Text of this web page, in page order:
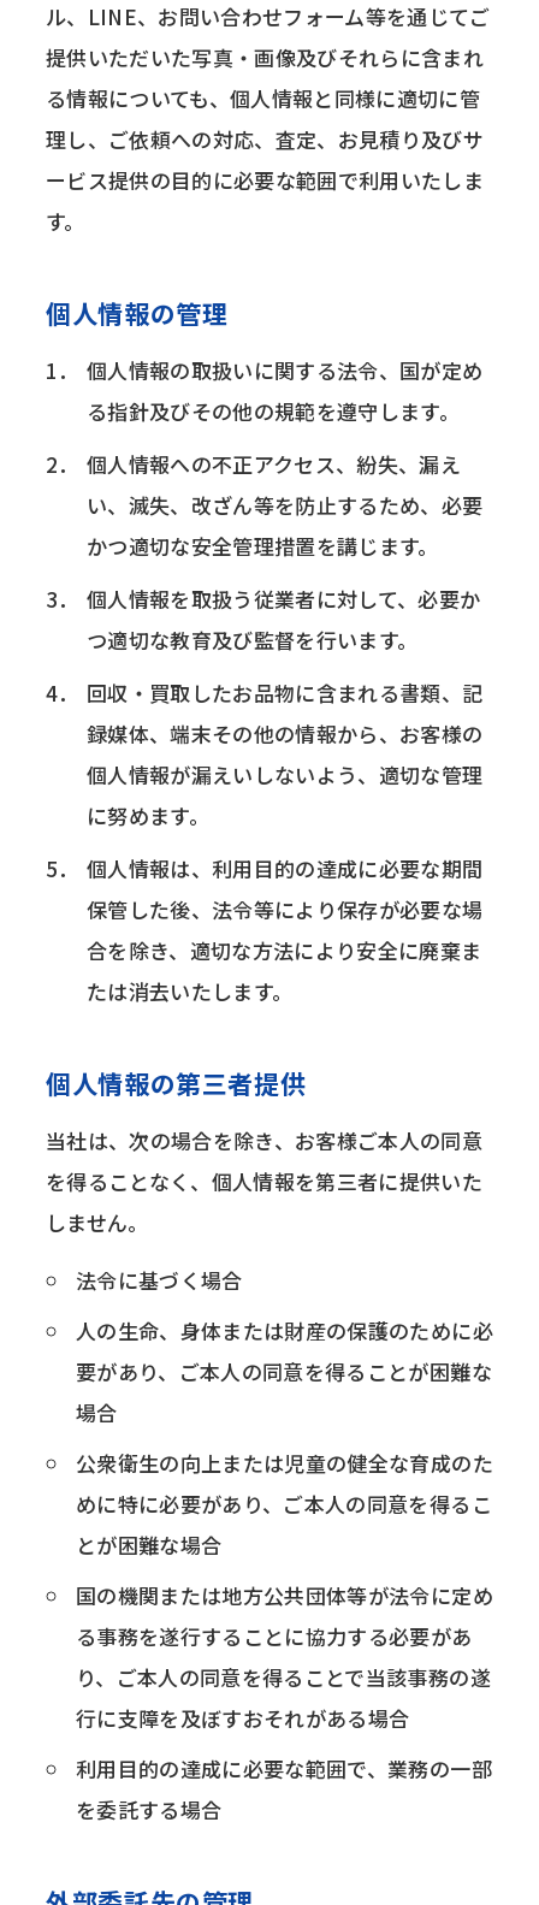
ル、LINE、お問い合わせフォーム等を通じてご
提供いただいた写真・画像及びそれらに含まれ
る情報についても、個人情報と同様に適切に管
理し、ご依頼への対応、査定、お見積り及びサ
ービス提供の目的に必要な範囲で利用いたしま
す。
個人情報の管理
個人情報の取扱いに関する法令、国が定め
る指針及びその他の規範を遵守します。
個人情報への不正アクセス、紛失、漏え
い、滅失、改ざん等を防止するため、必要
かつ適切な安全管理措置を講じます。
個人情報を取扱う従業者に対して、必要か
つ適切な教育及び監督を行います。
回収・買取したお品物に含まれる書類、記
録媒体、端末その他の情報から、お客様の
個人情報が漏えいしないよう、適切な管理
に努めます。
個人情報は、利用目的の達成に必要な期間
保管した後、法令等により保存が必要な場
合を除き、適切な方法により安全に廃棄ま
たは消去いたします。
個人情報の第三者提供
当社は、次の場合を除き、お客様ご本人の同意
を得ることなく、個人情報を第三者に提供いた
しません。
法令に基づく場合
人の生命、身体または財産の保護のために必
要があり、ご本人の同意を得ることが困難な
場合
公衆衛生の向上または児童の健全な育成のた
めに特に必要があり、ご本人の同意を得るこ
とが困難な場合
国の機関または地方公共団体等が法令に定め
る事務を遂行することに協力する必要があ
り、ご本人の同意を得ることで当該事務の遂
行に支障を及ぼすおそれがある場合
利用目的の達成に必要な範囲で、業務の一部
を委託する場合